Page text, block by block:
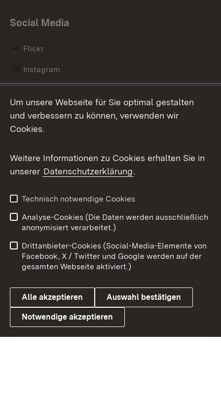
Social Media
Flickr
Instagram
Mastodon
Messenger
Social Wall
X / Twitter
Youtube
Link zum Landesportal
Benutzungshinweise
Barrierefreiheit
Datenschutz
Cookies
Um unsere Webseite für Sie optimal gestalten
und verbessern zu können, verwenden wir
Cookies.
Weitere Informationen zu Cookies erhalten Sie in
unserer Datenschutzerklärung.
Technisch notwendige Cookies
Analyse-Cookies (Die Daten werden ausschließlich
anonymisiert verarbeitet.)
Drittanbieter-Cookies (Social-Media-Elemente von
Facebook, X / Twitter und Google werden auf der
gesamten Webseite aktiviert.)
Alle akzeptieren Auswahl bestätigen
Notwendige akzeptieren